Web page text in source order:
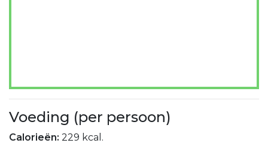
Voeding (per persoon)
Calorieën: 229 kcal.